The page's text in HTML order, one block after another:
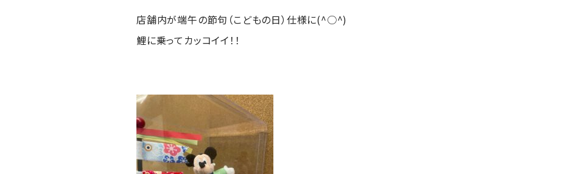
店舗内が端午の節句（こどもの日）仕様に(^○^)
鯉に乗ってカッコイイ！！